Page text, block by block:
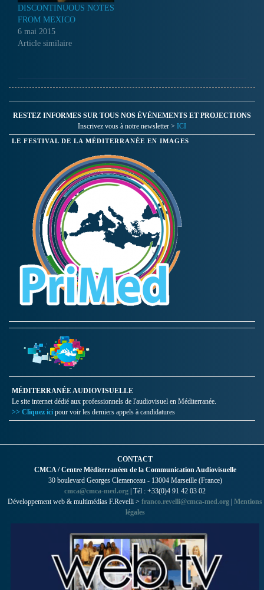
DISCONTINUOUS NOTES
FROM MEXICO
6 mai 2015
Article similaire
RESTEZ INFORMES SUR TOUS NOS ÉVÉNEMENTS ET PROJECTIONS
Inscrivez vous à notre newsletter > ICI
LE FESTIVAL DE LA MÉDITERRANÉE EN IMAGES
MÉDITERRANÉE AUDIOVISUELLE
Le site internet dédié aux professionnels de l'audiovisuel en Méditerranée.
>> Cliquez ici pour voir les derniers appels à candidatures
CONTACT
CMCA / Centre Méditerranéen de la Communication Audiovisuelle
30 boulevard Georges Clemenceau - 13004 Marseille (France)
cmca@cmca-med.org | Tél : +33(0)4 91 42 03 02
Développement web & multimédias F.Revelli > franco.revelli@cmca-med.org | Mentions
légales